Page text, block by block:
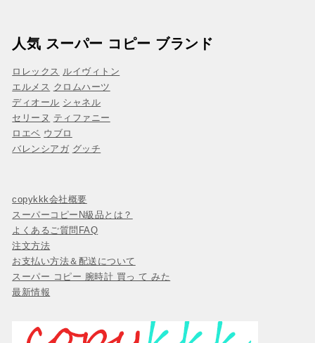
人気 スーパー コピー ブランド
ロレックス ルイヴィトン
エルメス クロムハーツ
ディオール シャネル
セリーヌ ティファニー
ロエベ ウブロ
バレンシアガ グッチ
copykkk会社概要
スーパーコピーN級品とは？
よくあるご質問FAQ
注文方法
お支払い方法＆配送について
スーパー コピー 腕時計 買っ て みた
最新情報